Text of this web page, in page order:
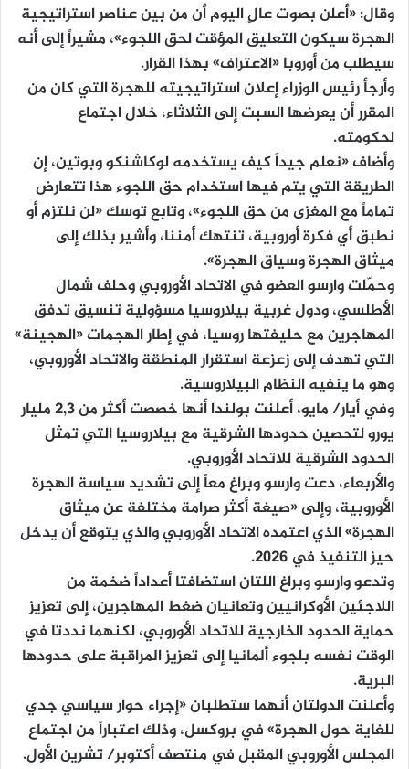
وقال: «أعلن بصوت عالٍ اليوم أن من بين عناصر استراتيجية
الهجرة سيكون التعليق المؤقت لحق اللجوء»، مشيراً إلى أنه
سيطلب من أوروبا «الاعتراف» بهذا القرار.
وأرجأ رئيس الوزراء إعلان استراتيجيته للهجرة التي كان من
المقرر أن يعرضها السبت إلى الثلاثاء، خلال اجتماع
لحكومته.
وأضاف «نعلم جيداً كيف يستخدمه لوكاشنكو وبوتين، إن
الطريقة التي يتم فيها استخدام حق اللجوء هذا تتعارض
تماماً مع المغزى من حق اللجوء»، وتابع توسك «لن نلتزم أو
نطبق أي فكرة أوروبية، تنتهك أمننا، وأشير بذلك إلى
ميثاق الهجرة وسياق الهجرة».
وحمّلت وارسو العضو في الاتحاد الأوروبي وحلف شمال
الأطلسي، ودول غربية بيلاروسيا مسؤولية تنسيق تدفق
المهاجرين مع حليفتها روسيا، في إطار الهجمات «الهجينة»
التي تهدف إلى زعزعة استقرار المنطقة والاتحاد الأوروبي،
وهو ما ينفيه النظام البيلاروسية.
وفي أيار/ مايو، أعلنت بولندا أنها خصصت أكثر من 2,3 مليار
يورو لتحصين حدودها الشرقية مع بيلاروسيا التي تمثل
الحدود الشرقية للاتحاد الأوروبي.
والأربعاء، دعت وارسو وبراغ معاً إلى تشديد سياسة الهجرة
الأوروبية، وإلى «صيغة أكثر صرامة مختلفة عن ميثاق
الهجرة» الذي اعتمده الاتحاد الأوروبي والذي يتوقع أن يدخل
حيز التنفيذ في 2026.
وتدعو وارسو وبراغ اللتان استضافتا أعداداً ضخمة من
اللاجئين الأوكرانيين وتعانيان ضغط المهاجرين، إلى تعزيز
حماية الحدود الخارجية للاتحاد الأوروبي، لكنهما نددتا في
الوقت نفسه بلجوء ألمانيا إلى تعزيز المراقبة على حدودها
البرية.
وأعلنت الدولتان أنهما ستطلبان «إجراء حوار سياسي جدي
للغاية حول الهجرة» في بروكسل، وذلك اعتباراً من اجتماع
المجلس الأوروبي المقبل في منتصف أكتوبر/ تشرين الأول.